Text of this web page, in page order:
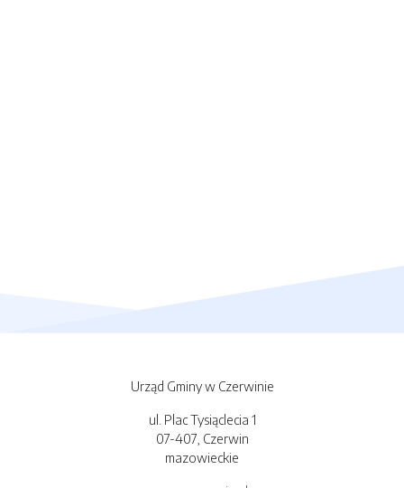
Urząd Gminy w Czerwinie
ul. Plac Tysiąclecia 1
07-407, Czerwin
mazowieckie